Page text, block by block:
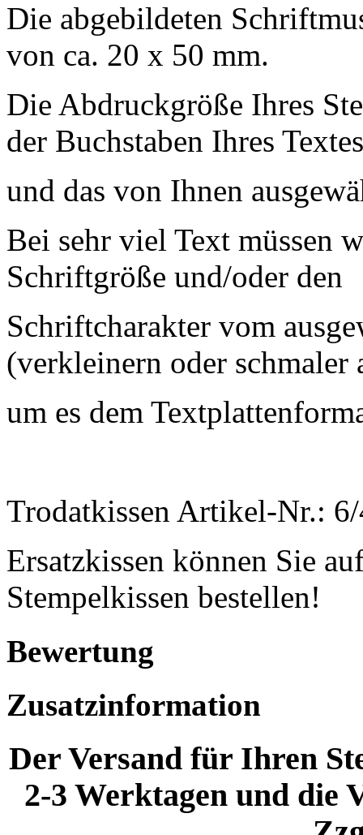
Die abgebildeten
von ca. 20 x 50 mm.
Die Abdruckgröße Ihres
der Buchstaben Ihres Textes
und das von Ihnen
Bei sehr viel Text müssen
Schriftgröße und/oder den
Schriftcharakter vom
(verkleinern oder schmaler
um es dem
Trodatkissen Artikel-Nr.:
Ersatzkissen können Sie
Stempelkissen bestellen!
Bewertung
Zusatzinformation
Der Versand für Ihren
2-3 Werktagen und die